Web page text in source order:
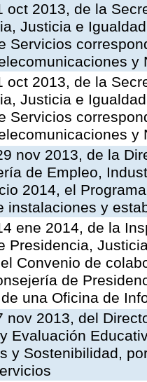
oct 2013, de la
Justicia e
Servicios
y
oct 2013, de la
Justicia e
Servicios
y
nov 2013, de la
de Empleo,
2014, el
instalaciones y
ene 2014, de la
Presidencia,
Convenio de
de
una Oficina de
nov 2013, del
Evaluación
y Sostenibilidad,